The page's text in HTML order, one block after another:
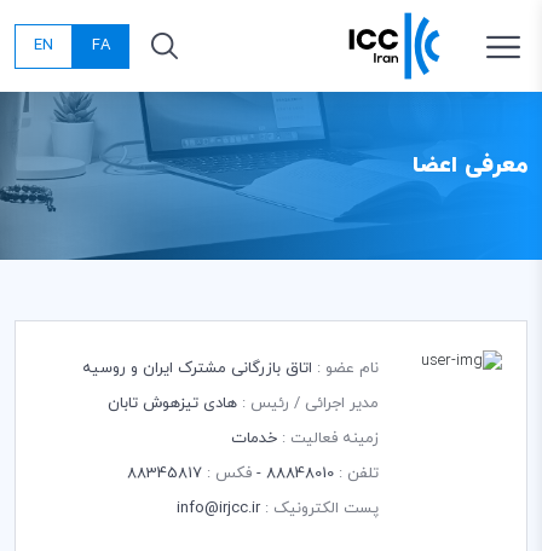
FA
EN
معرفی اعضا
نام عضو : اتاق بازرگانی مشترک ایران و روسیه
مدیر اجرائی / رئیس : هادی تیزهوش تابان
زمینه فعالیت : خدمات
تلفن : 88848010 - فکس : 88345817
پست الکترونیک :info@irjcc.ir